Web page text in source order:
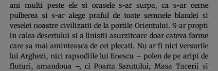
ani multi peste ele si orasele s-ar surpa, ca s-ar cerne
pulberea si s-ar alege praful de toate semnele blandei si
veselei noastre civilizatii de la portile Orientului. S-ar propti
in calea desertului si a linistii asurzitoare doar cateva forme
care sa mai aminteasca de cei plecati. Nu ar fi nici versurile
lui Arghezi, nici rapsodiile lui Enescu – polen de pe aripi de
fluturi, amandoua –, ci Poarta Sarutului, Masa Tacerii si